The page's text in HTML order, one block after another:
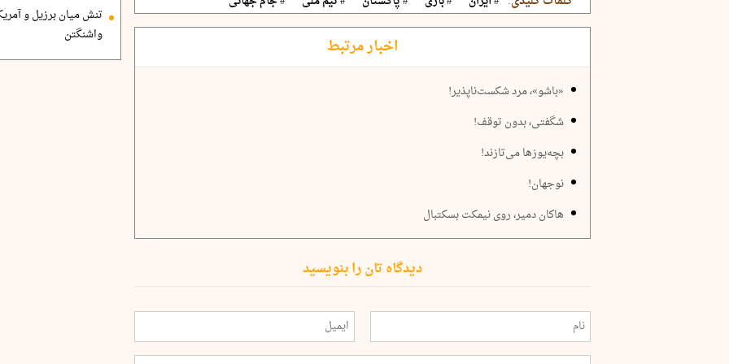
اخبار مرتبط
«باشو»، مرد شکست‌ناپذیر!
شگفتی، بدون توقف!
بچه‌یوزها می‌تازند!‌
نوجهان!
هاکان دمیر، روی نیمکت بسکتبال
دیدگاه تان را بنویسید
تنش میان برزیل و
واشنگتن